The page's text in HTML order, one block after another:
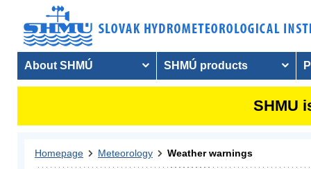
About SHMÚ SHMÚ products
SHMU
Homepage Meteorology Weather warnings